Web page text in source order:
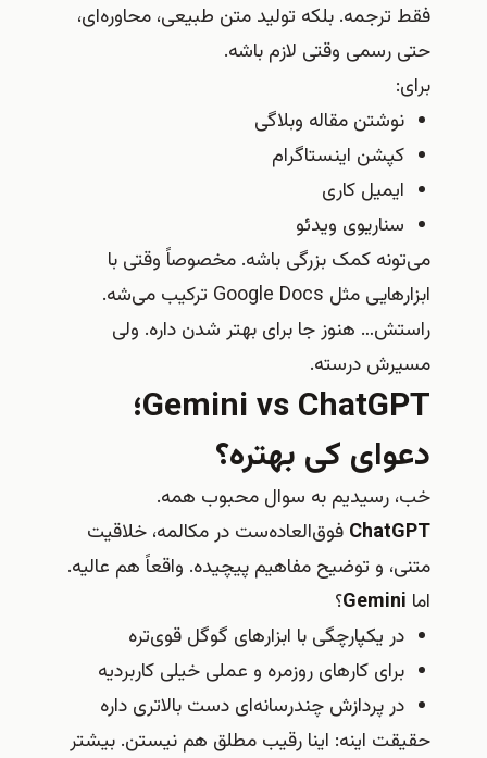
فقط ترجمه. بلکه تولید متن طبیعی، محاوره‌ای،
حتی رسمی وقتی لازم باشه.
برای:
نوشتن مقاله وبلاگی
کپشن اینستاگرام
ایمیل کاری
سناریوی ویدئو
می‌تونه کمک بزرگی باشه. مخصوصاً وقتی با
ابزارهایی مثل Google Docs ترکیب می‌شه.
راستش… هنوز جا برای بهتر شدن داره. ولی
مسیرش درسته.
Gemini vs ChatGPT؛
دعوای کی بهتره؟
خب، رسیدیم به سوال محبوب همه.
ChatGPT فوق‌العاده‌ست در مکالمه، خلاقیت
متنی، و توضیح مفاهیم پیچیده. واقعاً هم عالیه.
اما Gemini؟
در یکپارچگی با ابزارهای گوگل قوی‌تره
برای کارهای روزمره و عملی خیلی کاربردیه
در پردازش چندرسانه‌ای دست بالاتری داره
حقیقت اینه: اینا رقیب مطلق هم نیستن. بیشتر